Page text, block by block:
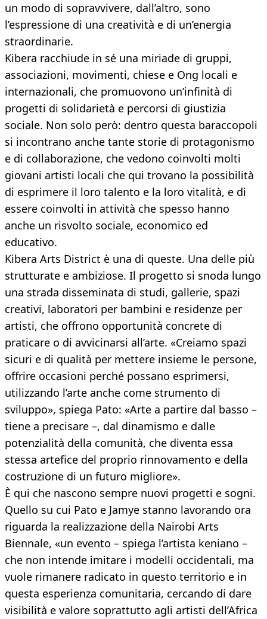
un modo di sopravvivere, dall’altro, sono
l’espressione di una creatività e di un’energia
straordinarie.
Kibera racchiude in sé una miriade di gruppi,
associazioni, movimenti, chiese e Ong locali e
internazionali, che promuovono un’infinità di
progetti di solidarietà e percorsi di giustizia
sociale. Non solo però: dentro questa baraccopoli
si incontrano anche tante storie di protagonismo
e di collaborazione, che vedono coinvolti molti
giovani artisti locali che qui trovano la possibilità
di esprimere il loro talento e la loro vitalità, e di
essere coinvolti in attività che spesso hanno
anche un risvolto sociale, economico ed
educativo.
Kibera Arts District è una di queste. Una delle più
strutturate e ambiziose. Il progetto si snoda lungo
una strada disseminata di studi, gallerie, spazi
creativi, laboratori per bambini e residenze per
artisti, che offrono opportunità concrete di
praticare o di avvicinarsi all’arte. «Creiamo spazi
sicuri e di qualità per mettere insieme le persone,
offrire occasioni perché possano esprimersi,
utilizzando l’arte anche come strumento di
sviluppo», spiega Pato: «Arte a partire dal basso –
tiene a precisare –, dal dinamismo e dalle
potenzialità della comunità, che diventa essa
stessa artefice del proprio rinnovamento e della
costruzione di un futuro migliore».
È qui che nascono sempre nuovi progetti e sogni.
Quello su cui Pato e Jamye stanno lavorando ora
riguarda la realizzazione della Nairobi Arts
Biennale, «un evento – spiega l’artista keniano –
che non intende imitare i modelli occidentali, ma
vuole rimanere radicato in questo territorio e in
questa esperienza comunitaria, cercando di dare
visibilità e valore soprattutto agli artisti dell’Africa